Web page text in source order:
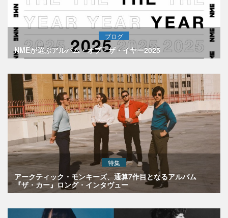
ブログ
NMEが選ぶアルバム・オブ・ザ・イヤー2025
特集
アークティック・モンキーズ、通算7作目となるアルバム
『ザ・カー』ロング・インタヴュー